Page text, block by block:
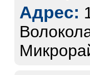
Адрес: